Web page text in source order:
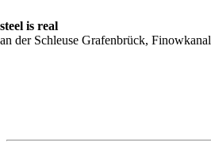
steel is real
an der Schleuse Grafenbrück, Finowkanal